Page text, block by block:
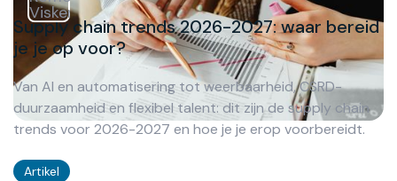
Supply chain trends 2026-2027: waar bereid
je je op voor?
Van AI en automatisering tot weerbaarheid, CSRD-
duurzaamheid en flexibel talent: dit zijn de supply chain
trends voor 2026-2027 en hoe je je erop voorbereidt.
Artikel